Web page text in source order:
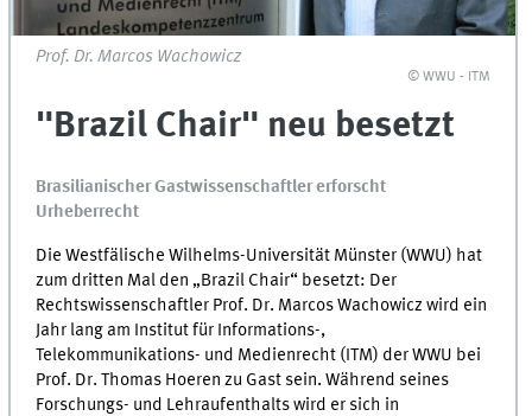
Prof. Dr. Marcos Wachowicz
© WWU - ITM
"Brazil Chair" neu besetzt
Brasilianischer Gastwissenschaftler erforscht
Urheberrecht
Die Westfälische Wilhelms-Universität Münster (WWU) hat
zum dritten Mal den „Brazil Chair“ besetzt: Der
Rechtswissenschaftler Prof. Dr. Marcos Wachowicz wird ein
Jahr lang am Institut für Informations-,
Telekommunikations- und Medienrecht (ITM) der WWU bei
Prof. Dr. Thomas Hoeren zu Gast sein. Während seines
Forschungs- und Lehraufenthalts wird er sich in